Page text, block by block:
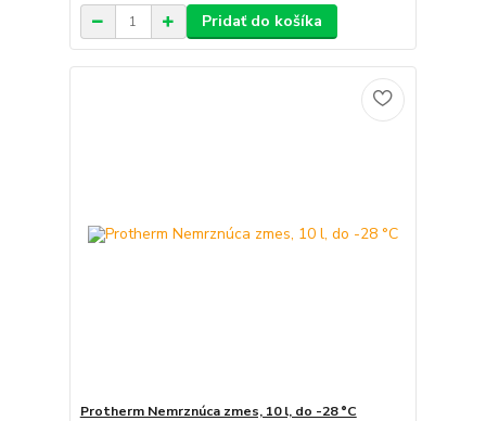
Pridať do košíka
Protherm Nemrznúca zmes, 10 l, do -28 °C